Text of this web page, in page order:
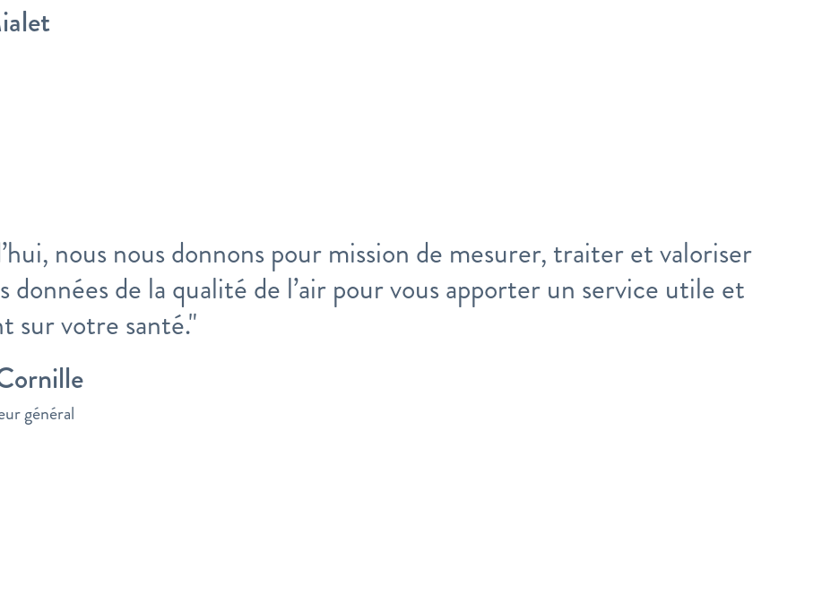
nous nous donnons pour mission de mesurer, traiter et valoriser
données de la qualité de l’air pour vous apporter un service utile et
sur votre santé."
général